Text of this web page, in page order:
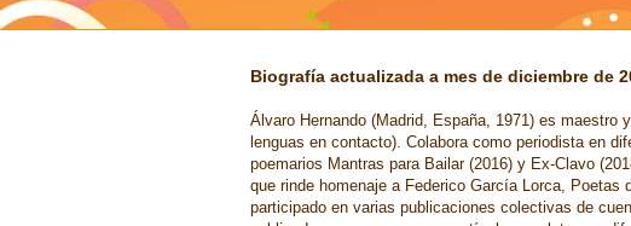
Biografía actualizada a mes de diciembre de
Álvaro Hernando (Madrid, España, 1971) es
lenguas en contacto). Colabora como periodista en
poemarios Mantras para Bailar (2016) y Ex-Clavo
que rinde homenaje a Federico García Lorca,
participado en varias publicaciones colectivas de